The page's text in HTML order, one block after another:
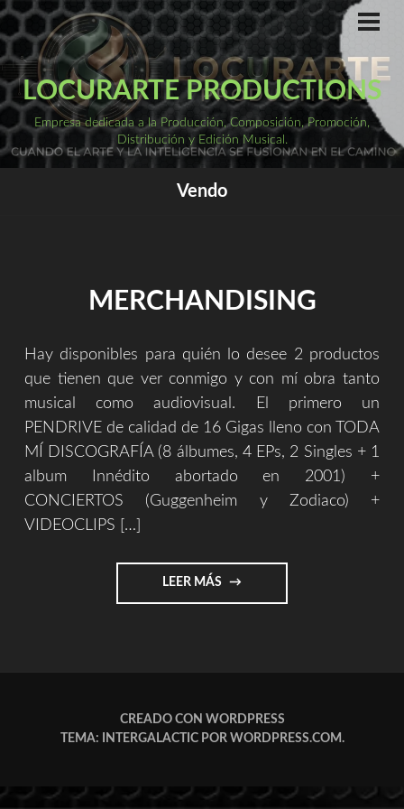
Saltar
al
contenido
LOCURARTE PRODUCTIONS
Empresa dedicada a la Producción, Composición, Promoción,
Distribución y Edición Musical.
Vendo
MERCHANDISING
Hay disponibles para quién lo desee 2 productos
que tienen que ver conmigo y con mí obra tanto
musical como audiovisual. El primero un
PENDRIVE de calidad de 16 Gigas lleno con TODA
MÍ DISCOGRAFÍA (8 álbumes, 4 EPs, 2 Singles + 1
album Innédito abortado en 2001) +
CONCIERTOS (Guggenheim y Zodiaco) +
VIDEOCLIPS […]
LEER MÁS "MERCHANDISING"
CREADO CON WORDPRESS
TEMA: INTERGALACTIC POR WORDPRESS.COM.